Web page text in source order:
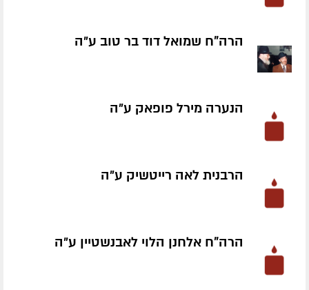
הרה"ח שמואל דוד בר טוב ע״ה
הנערה מירל פופאק ע״ה
הרבנית לאה רייטשיק ע״ה
הרה"ח אלחנן הלוי לאבנשטיין ע״ה